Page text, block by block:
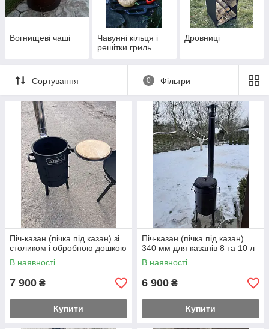
Вогнищеві чаші
Чавунні кільця і
решітки гриль
Дровниці
Сортування 0 Фільтри
Піч-казан (пічка під казан) зі
столиком і обробною дошкою
В наявності
7 900 ₴
Купити
Піч-казан (пічка під казан)
340 мм для казанів 8 та 10 л
В наявності
6 900 ₴
Купити